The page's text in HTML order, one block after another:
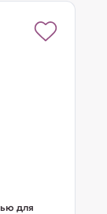
для